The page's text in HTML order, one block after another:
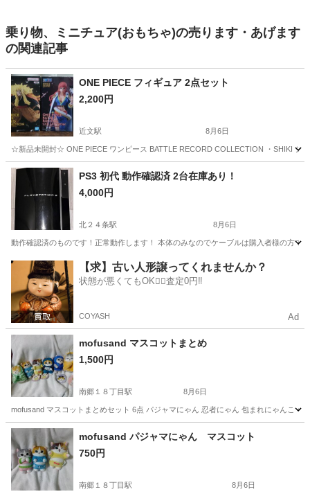
乗り物、ミニチュア(おもちゃ)の売ります・あげます
の関連記事
ONE PIECE フィギュア 2点セット
2,200円
近文駅 8月6日
☆新品未開封☆ ONE PIECE ワンピース BATTLE RECORD COLLECTION ・SHIKI シ
北海道 旭川市 近文駅 フィギュア
PS3 初代 動作確認済 2台在庫あり！
4,000円
北２４条駅 8月6日
動作確認済のものです！正常動作します！ 本体のみなのでケーブルは購入者様の方で
北海道 札幌市 北２４条駅 テレビゲーム ケーブル
【求】古い人形譲ってくれませんか？
状態が悪くてもOK🙆‍♀️査定0円‼️
COYASH Ad
mofusand マスコットまとめ
1,500円
南郷１８丁目駅 8月6日
mofusand マスコットまとめセット 6点 パジャマにゃん 忍者にゃん 包まれにゃんこ
北海道 札幌市 南郷１８丁目駅 おもちゃ マスコット
mofusand パジャマにゃん マスコット
750円
南郷１８丁目駅 8月6日